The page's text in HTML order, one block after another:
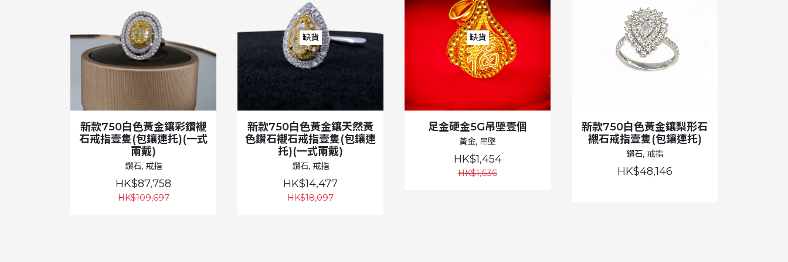
新款750白色黃金鑲彩鑽襯
石戒指壹隻(包鑲連托)(一式
兩戴)
鑽石, 戒指
HK$87,758
HK$109,697
缺貨
新款750白色黃金鑲天然黃
色鑽石襯石戒指壹隻(包鑲連
托)(一式兩戴)
鑽石, 戒指
HK$14,477
HK$18,097
缺貨
足金硬金5G吊墜壹個
黃金, 吊墜
HK$1,454
HK$1,636
新款750白色黃金鑲梨形石
襯石戒指壹隻(包鑲連托)
鑽石, 戒指
HK$48,146